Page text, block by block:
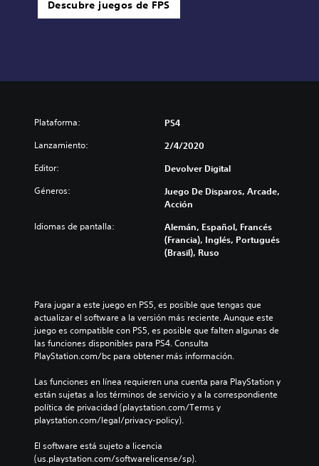
Descubre juegos de FPS
Plataforma: PS4
Lanzamiento: 2/4/2020
Editor: Devolver Digital
Géneros:
Juego De Disparos, Arcade,
Acción
Idiomas de pantalla:
Alemán, Español, Francés
(Francia), Inglés, Portugués
(Brasil), Ruso
Para jugar a este juego en PS5, es posible que tengas que
actualizar el software a la versión más reciente. Aunque este
juego es compatible con PS5, es posible que falten algunas de
las funciones disponibles para PS4. Consulta
PlayStation.com/bc para obtener más información.
Las funciones en línea requieren una cuenta para PlayStation y
están sujetas a los términos de servicio y a la correspondiente
política de privacidad (playstation.com/Terms y
playstation.com/legal/privacy-policy).
El software está sujeto a licencia
(us.playstation.com/softwarelicense/sp).